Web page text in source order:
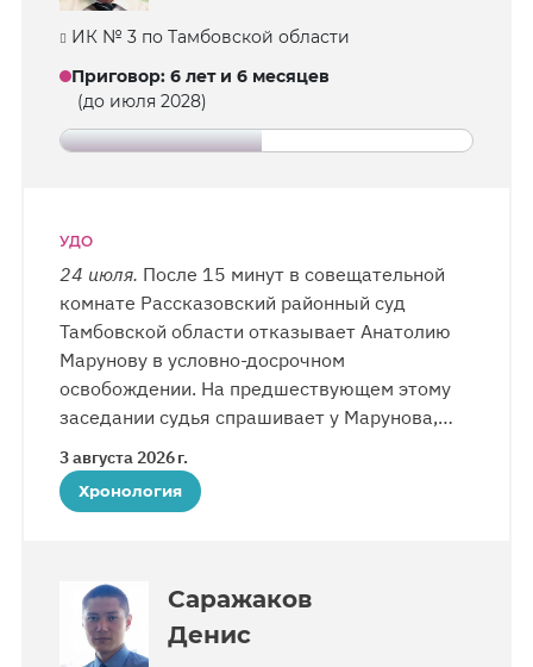
семейные связи и соблюдает нормы
общежития.
ИК № 3 по Тамбовской области
Приговор: 6 лет и 6 месяцев
(до июля 2028)
УДО
24 июля. После 15 минут в совещательной
комнате Рассказовский районный суд
Тамбовской области отказывает Анатолию
Марунову в условно-досрочном
освобождении. На предшествующем этому
заседании судья спрашивает у Марунова,
«К экстремистской организации я никакого
отношения не имел, являлся только
3 августа 2026 г.
Хронология
Саражаков
Денис